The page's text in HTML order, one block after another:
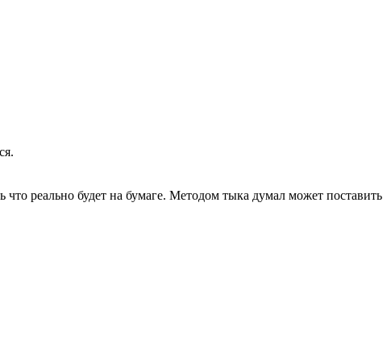
реально будет на бумаге. Методом тыка думал может поставить